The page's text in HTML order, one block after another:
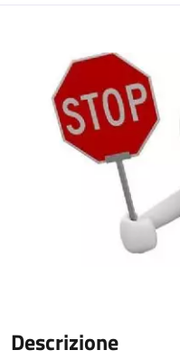
Descrizione